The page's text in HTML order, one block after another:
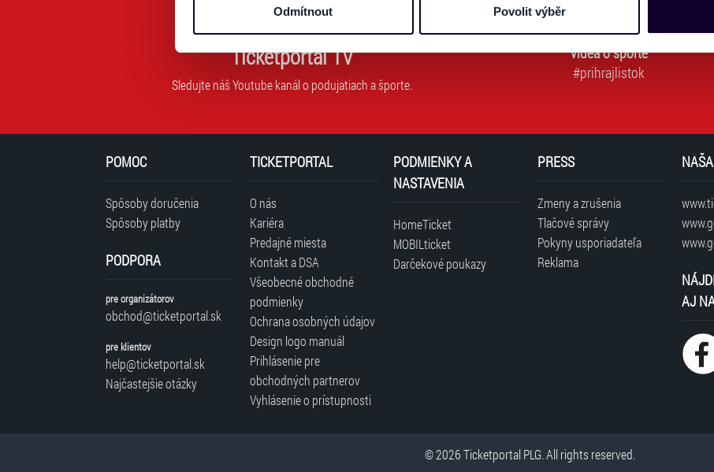
osobní údaje. Získané informace používáme např. k analýze návštěvnosti webu nebo k
Jaké typy cookies používáme, naleznete níže. Možnosti zpracování upravíte zaškrtnutím
můžete kdykoliv změnit v zápatí stránky v záložce „Cookies a jejich nastavení“.
Odmítnout Povolit výběr
Ticketportal TV
Sledujte náš Youtube kanál o podujatiach a športe.
videá o športe
#prihrajlistok
POMOC
Spôsoby doručenia
Spôsoby platby
PODPORA
pre organizátorov
obchod@ticketportal.sk
pre klientov
help@ticketportal.sk
Najčastejšie otázky
TICKETPORTAL
O nás
Kariéra
Predajné miesta
Kontakt a DSA
Všeobecné obchodné
podmienky
Ochrana osobných údajov
Design logo manuál
Prihlásenie pre
obchodných partnerov
Vyhlásenie o prístupnosti
PODMIENKY A
NASTAVENIA
HomeTicket
MOBILticket
Darčekové poukazy
PRESS
Zmeny a zrušenia
Tlačové správy
Pokyny usporiadateľa
Reklama
AJ
© 2026 Ticketportal PLG. All rights reserved.